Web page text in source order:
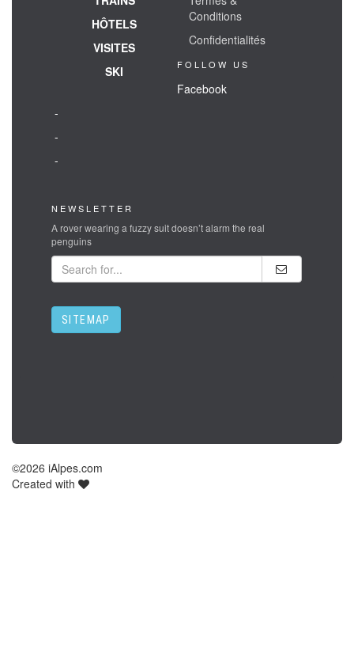
HÔTELS
VISITES
SKI
Conditions
Confidentialités
FOLLOW US
Facebook
-
-
-
NEWSLETTER
A rover wearing a fuzzy suit doesn’t alarm the real
penguins
SITEMAP
©2026 iAlpes.com
Created with